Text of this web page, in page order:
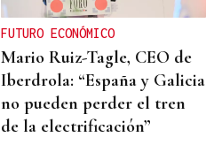
FUTURO ECONÓMICO
Mario Ruiz-Tagle, CEO de
Iberdrola: “España y Galicia
no pueden perder el tren
de la electrificación”